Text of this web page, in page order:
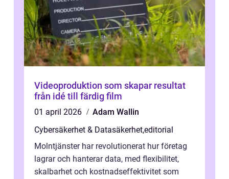
Videoproduktion som skapar resultat
från idé till färdig film
01 april 2026
Adam Wallin
Cybersäkerhet & Datasäkerhet,editorial
Molntjänster har revolutionerat hur företag
lagrar och hanterar data, med flexibilitet,
skalbarhet och kostnadseffektivitet som